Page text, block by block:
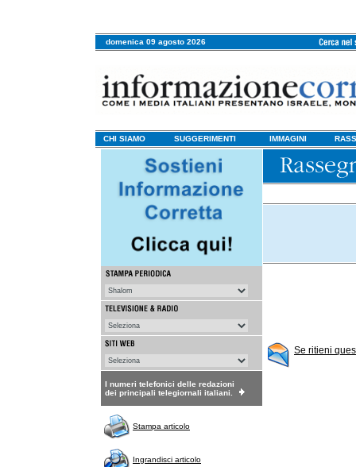
domenica 09 agosto 2026
CHI SIAMO SUGGERIMENTI IMMAGINI
I numeri telefonici delle redazioni
dei principali telegiornali italiani.
Stampa articolo
Ingrandisci articolo
Se ritieni